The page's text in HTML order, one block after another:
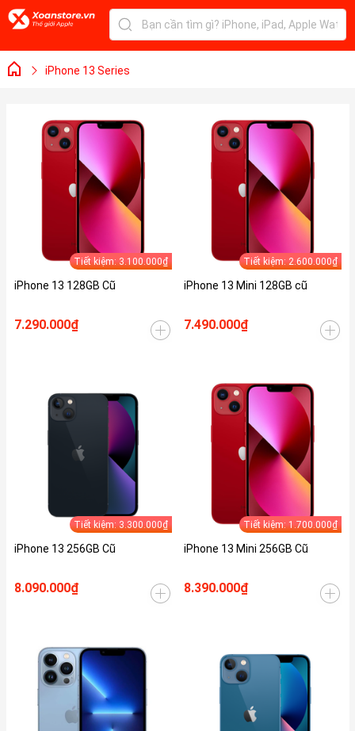
iPhone 13 Series
Tiết kiệm: 3.100.000₫
iPhone 13 128GB Cũ
7.290.000₫
Tiết kiệm: 2.600.000₫
iPhone 13 Mini 128GB cũ
7.490.000₫
Tiết kiệm: 3.300.000₫
iPhone 13 256GB Cũ
8.090.000₫
Tiết kiệm: 1.700.000₫
iPhone 13 Mini 256GB Cũ
8.390.000₫